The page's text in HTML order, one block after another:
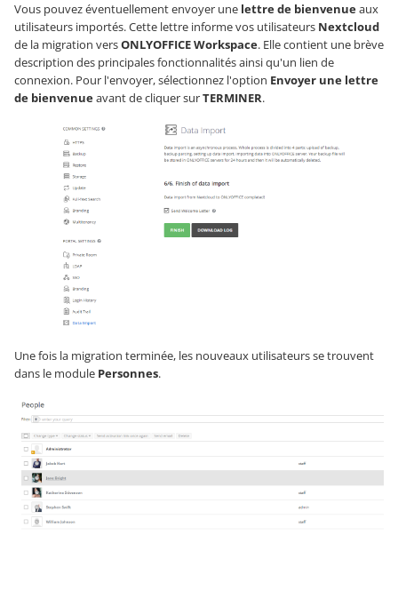
Vous pouvez éventuellement envoyer une lettre de bienvenueaux
utilisateurs importés. Cette lettre informe vos utilisateurs Nextcloud
de la migration versONLYOFFICE Workspace. Elle contient une brève
description des principales fonctionnalités ainsi qu'un lien de
connexion. Pour l'envoyer, sélectionnez l'option Envoyer une lettre
de bienvenueavant de cliquer surTERMINER.
Une fois la migration terminée, les nouveaux utilisateurs se trouvent
dans le module Personnes.